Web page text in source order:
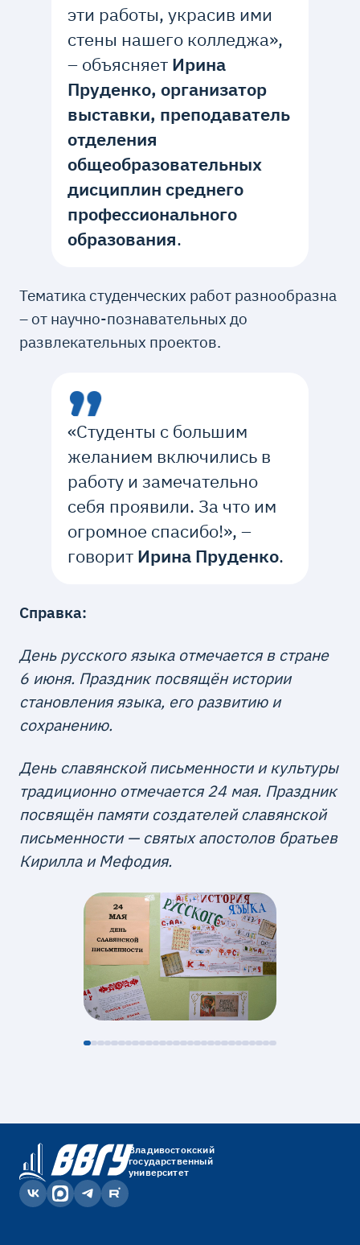
эти работы, украсив ими
стены нашего колледжа»,
– объясняет Ирина
Пруденко, организатор
выставки, преподаватель
отделения
общеобразовательных
дисциплин среднего
профессионального
образования.
Тематика студенческих работ разнообразна
– от научно-познавательных до
развлекательных проектов.
«Студенты с большим
желанием включились в
работу и замечательно
себя проявили. За что им
огромное спасибо!», –
говорит Ирина Пруденко.
Справка:
День русского языка отмечается в стране
6 июня. Праздник посвящён истории
становления языка, его развитию и
сохранению.
День славянской письменности и культуры
традиционно отмечается 24 мая. Праздник
посвящён памяти создателей славянской
письменности — святых апостолов братьев
Кирилла и Мефодия.
Владивостокский
государственный
университет